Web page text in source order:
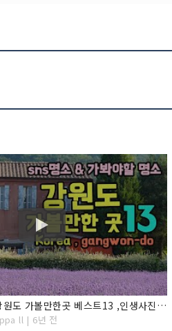
국내 여행지 추천, 강원도 가볼만한곳 베스트13 ,인생사진 포인트 공개
ll | 6년 전